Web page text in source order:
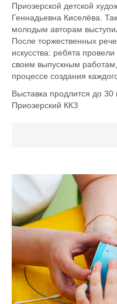
Приозерской детской
Геннадьевна Киселёва.
молодым авторам
После торжественных
искусства: ребята
своим выпускным
процессе создания
Выставка продлится до
Приозерский ККЗ